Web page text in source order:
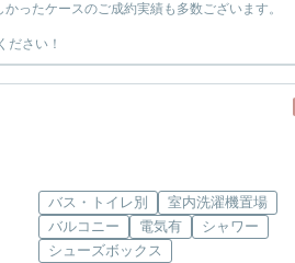
ったケースのご成約実績も多数ございます。
ださい！
バス・トイレ別
室内洗濯機置場
バルコニー
電気有
シャワー
シューズボックス